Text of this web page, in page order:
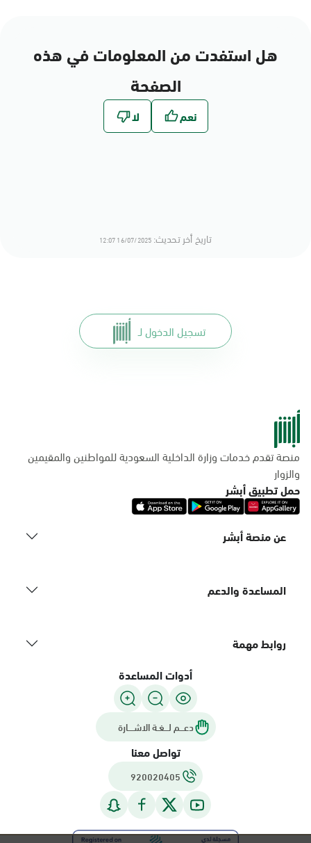
هل استفدت من المعلومات في هذه
الصفحة
تاريخ أخر تحديث: 16/07/2025 12:07
تسجيل الدخول لـ
منصة تقدم خدمات وزارة الداخلية السعودية للمواطنين والمقيمين
والزوار
حمل تطبيق أبشر
عن منصة أبشر
المساعدة والدعم
روابط مهمة
أدوات المساعدة
دعـــم لـــغـة الاشــــارة
تواصل معنا
920020405